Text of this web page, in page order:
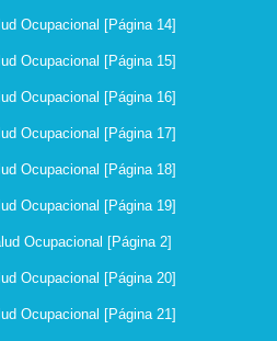
Ocupacional [Página 14]
Ocupacional [Página 15]
Ocupacional [Página 16]
Ocupacional [Página 17]
Ocupacional [Página 18]
Ocupacional [Página 19]
Ocupacional [Página 2]
Ocupacional [Página 20]
Ocupacional [Página 21]